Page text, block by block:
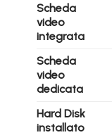
Scheda
video
integrata
Scheda
video
dedicata
Hard Disk
installato